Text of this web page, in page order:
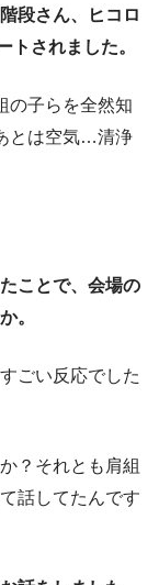
段さん、ヒコロ
トされました。
の子らを全然知
とは空気…清浄
ことで、会場の
。
ごい反応でした
？それとも肩組
話してたんです